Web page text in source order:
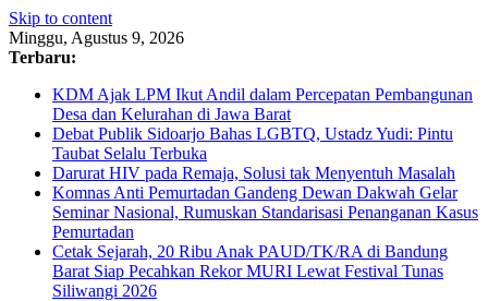
Skip to content
Minggu, Agustus 9, 2026
Terbaru:
KDM Ajak LPM Ikut Andil dalam Percepatan Pembangunan
Desa dan Kelurahan di Jawa Barat
Debat Publik Sidoarjo Bahas LGBTQ, Ustadz Yudi: Pintu
Taubat Selalu Terbuka
Darurat HIV pada Remaja, Solusi tak Menyentuh Masalah
Komnas Anti Pemurtadan Gandeng Dewan Dakwah Gelar
Seminar Nasional, Rumuskan Standarisasi Penanganan Kasus
Pemurtadan
Cetak Sejarah, 20 Ribu Anak PAUD/TK/RA di Bandung
Barat Siap Pecahkan Rekor MURI Lewat Festival Tunas
Siliwangi 2026